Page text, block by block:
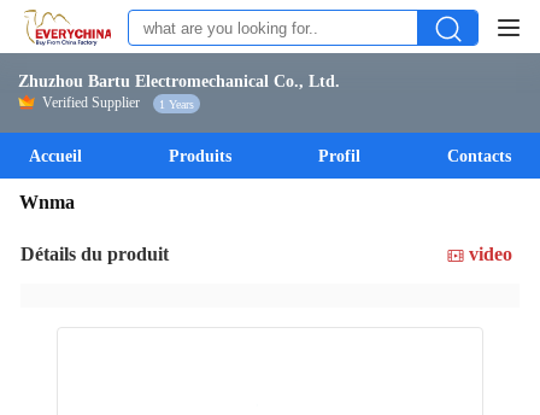
Zhuzhou Bartu Electromechanical Co., Ltd.
Verified Supplier 1 Years
Accueil Produits Profil Contacts
Wnma
Détails du produit video